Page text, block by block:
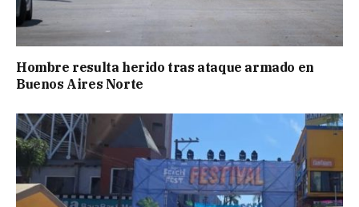
Hombre resulta herido tras ataque armado en
Buenos Aires Norte